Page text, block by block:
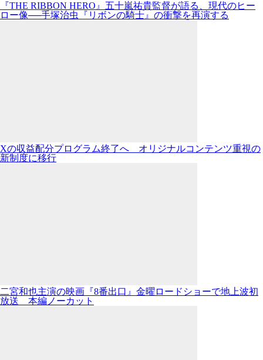
『THE RIBBON HERO』五十嵐祐貴監督が語る、現代のヒー
ロー像──手塚治虫『リボンの騎士』の衝撃を再演する
Xの収益配分プログラム終了へ オリジナルコンテンツ重視の
新制度に移行
二宮和也主演の映画『8番出口』金曜ロードショーで地上波初
放送 本編ノーカット